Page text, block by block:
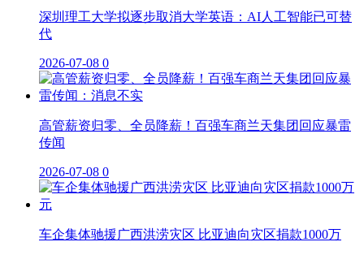
深圳理工大学拟逐步取消大学英语：AI人工智能已可替
代
2026-07-08 0
高管薪资归零、全员降薪！百强车商兰天集团回应暴雷
传闻
2026-07-08 0
车企集体驰援广西洪涝灾区 比亚迪向灾区捐款1000万